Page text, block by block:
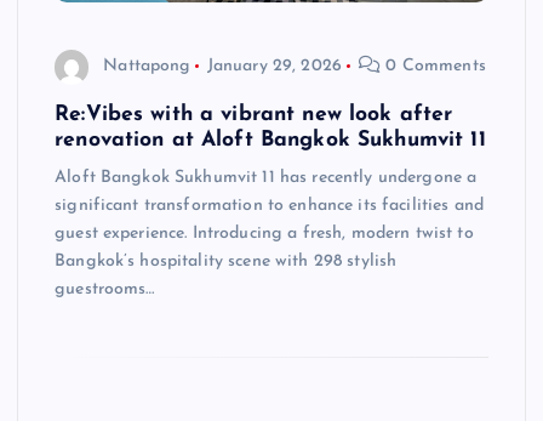
Nattapong January 29, 2026 0 Comments
Re:Vibes with a vibrant new look after
renovation at Aloft Bangkok Sukhumvit 11
Aloft Bangkok Sukhumvit 11 has recently undergone a
significant transformation to enhance its facilities and
guest experience. Introducing a fresh, modern twist to
Bangkok’s hospitality scene with 298 stylish
guestrooms…